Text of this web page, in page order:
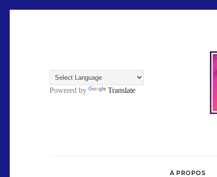
Powered by Translate
À PROPOS